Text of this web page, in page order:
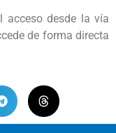
acceso desde la vía
de forma directa